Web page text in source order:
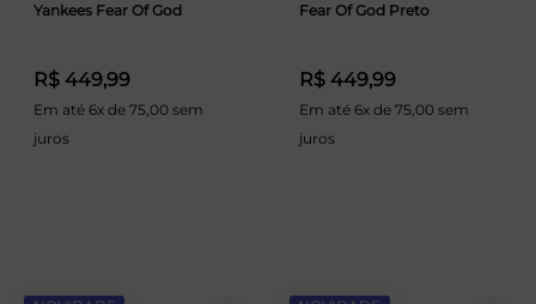
Yankees Fear Of God
R$ 449,99
Em até 6x de 75,00 sem
juros
Fear Of God Preto
R$ 449,99
Em até 6x de 75,00 sem
juros